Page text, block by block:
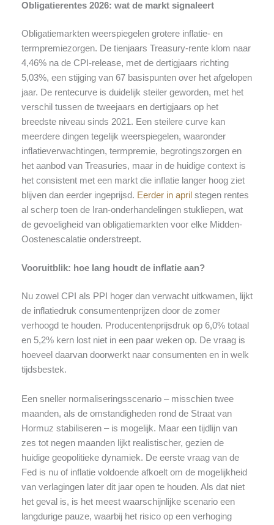
Obligatierentes 2026: wat de markt signaleert
Obligatiemarkten weerspiegelen grotere inflatie- en
termpremiezorgen. De tienjaars Treasury-rente klom naar
4,46% na de CPI-release, met de dertigjaars richting
5,03%, een stijging van 67 basispunten over het afgelopen
jaar. De rentecurve is duidelijk steiler geworden, met het
verschil tussen de tweejaars en dertigjaars op het
breedste niveau sinds 2021. Een steilere curve kan
meerdere dingen tegelijk weerspiegelen, waaronder
inflatieverwachtingen, termpremie, begrotingszorgen en
het aanbod van Treasuries, maar in de huidige context is
het consistent met een markt die inflatie langer hoog ziet
blijven dan eerder ingeprijsd. Eerder in april stegen rentes
al scherp toen de Iran-onderhandelingen stukliepen, wat
de gevoeligheid van obligatiemarkten voor elke Midden-
Oostenescalatie onderstreept.
Vooruitblik: hoe lang houdt de inflatie aan?
Nu zowel CPI als PPI hoger dan verwacht uitkwamen, lijkt
de inflatiedruk consumentenprijzen door de zomer
verhoogd te houden. Producentenprijsdruk op 6,0% totaal
en 5,2% kern lost niet in een paar weken op. De vraag is
hoeveel daarvan doorwerkt naar consumenten en in welk
tijdsbestek.
Een sneller normaliseringsscenario – misschien twee
maanden, als de omstandigheden rond de Straat van
Hormuz stabiliseren – is mogelijk. Maar een tijdlijn van
zes tot negen maanden lijkt realistischer, gezien de
huidige geopolitieke dynamiek. De eerste vraag van de
Fed is nu of inflatie voldoende afkoelt om de mogelijkheid
van verlagingen later dit jaar open te houden. Als dat niet
het geval is, is het meest waarschijnlijke scenario een
langdurige pauze, waarbij het risico op een verhoging